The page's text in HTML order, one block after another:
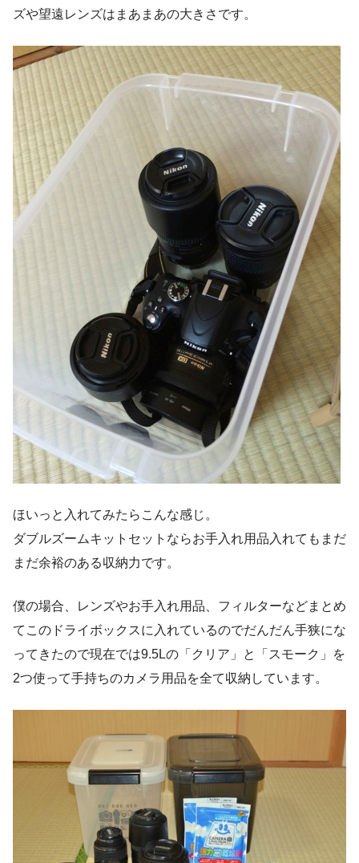
ズや望遠レンズはまあまあの大きさです。
ほいっと入れてみたらこんな感じ。
ダブルズームキットセットならお手入れ用品入れてもまだ
まだ余裕のある収納力です。
僕の場合、レンズやお手入れ用品、フィルターなどまとめ
てこのドライボックスに入れているのでだんだん手狭にな
ってきたので現在では9.5Lの「クリア」と「スモーク」を
2つ使って手持ちのカメラ用品を全て収納しています。